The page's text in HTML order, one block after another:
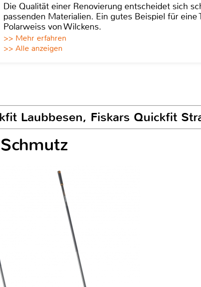
Die Qualität einer Renovierung entscheidet sich
passenden Materialien. Ein gutes Beispiel für eine
Polarweiss von Wilckens.
>> Mehr erfahren
>> Alle anzeigen
Laubbesen, Fiskars Quickfit